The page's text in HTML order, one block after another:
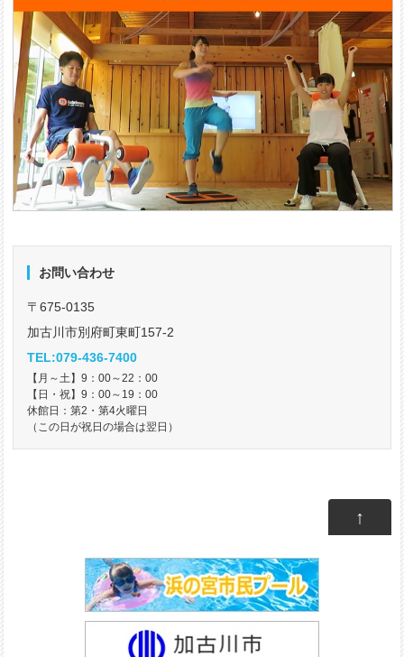
お問い合わせ
〒675-0135
加古川市別府町東町157-2
TEL:079-436-7400
【月～土】9：00～22：00
【日・祝】9：00～19：00
休館日：第2・第4火曜日
（この日が祝日の場合は翌日）
↑